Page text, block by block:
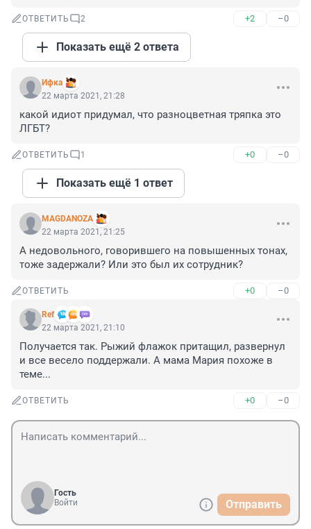
ОТВЕТИТЬ 2 +2 –0
Показать ещё 2 ответа
Ифка
22 марта 2021, 21:28
какой идиот придумал, что разноцветная тряпка это
ЛГБТ?
ОТВЕТИТЬ 1 +0 –0
Показать ещё 1 ответ
MAGDANOZA
22 марта 2021, 21:25
А недовольного, говорившего на повышенных тонах,
тоже задержали? Или это был их сотрудник?
ОТВЕТИТЬ +0 –0
Ref
22 марта 2021, 21:10
Получается так. Рыжий флажок притащил, развернул
и все весело поддержали. А мама Мария похоже в
теме...
ОТВЕТИТЬ +0 –0
Гость
Войти
Отправить